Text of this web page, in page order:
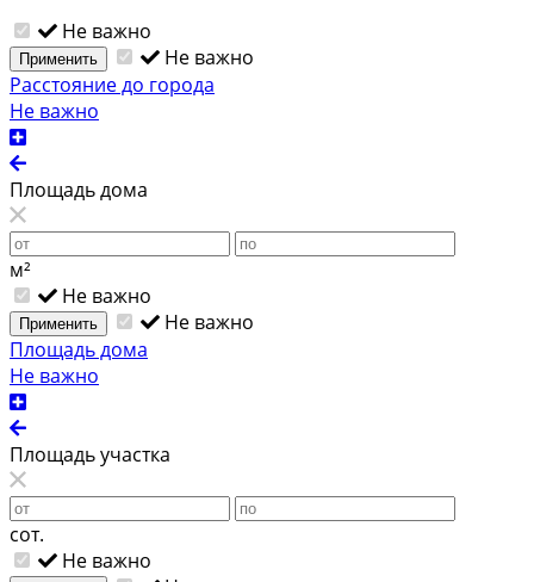
Не важно
Применить
Не важно
Расстояние до города
Не важно
Площадь дома
м²
Не важно
Применить
Не важно
Площадь дома
Не важно
Площадь участка
сот.
Не важно